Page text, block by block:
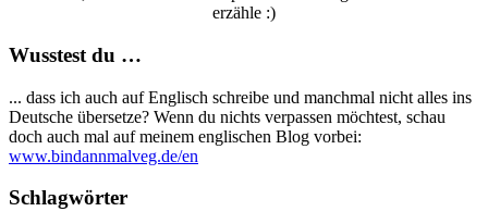
erzähle :)
Wusstest du …
... dass ich auch auf Englisch schreibe und manchmal nicht alles ins
Deutsche übersetze? Wenn du nichts verpassen möchtest, schau
doch auch mal auf meinem englischen Blog vorbei:
www.bindannmalveg.de/en
Schlagwörter